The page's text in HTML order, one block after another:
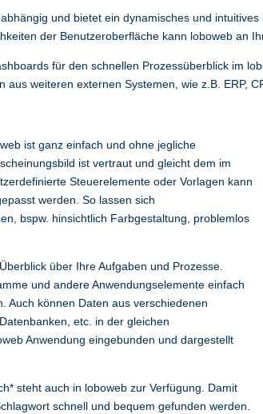
und bietet ein dynamisches und
der Benutzeroberfläche kann loboweb an
für den schnellen Prozessüberblick im
aus weiteren externen Systemen, wie z.B. ERP,
ist ganz einfach und ohne jegliche
ist vertraut und gleicht dem im
Steuerelemente oder Vorlagen kann
werden. So lassen sich
bspw. hinsichtlich Farbgestaltung, problemlos
über Ihre Aufgaben und Prozesse.
und andere Anwendungselemente einfach
Auch können Daten aus verschiedenen
etc. in der gleichen
Anwendung eingebunden und dargestellt
steht auch in loboweb zur Verfügung. Damit
schnell und bequem gefunden werden.